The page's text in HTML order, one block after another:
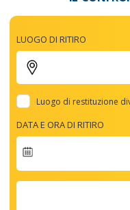
LUOGO DI RITIRO
Luogo di restituzione
DATA E ORA DI RITIRO
forward